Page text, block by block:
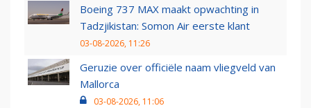
Boeing 737 MAX maakt opwachting in
Tadzjikistan: Somon Air eerste klant
03-08-2026, 11:26
Geruzie over officiële naam vliegveld van
Mallorca
03-08-2026, 11:06